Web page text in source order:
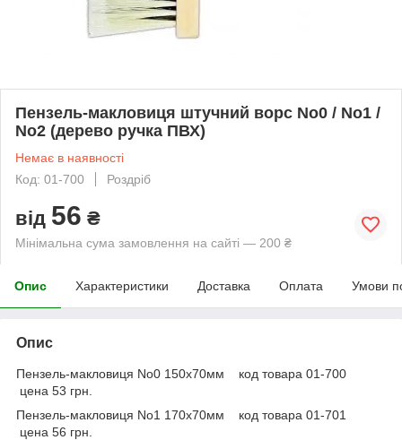
Пензель-макловиця штучний ворс No0 / No1 /
No2 (дерево ручка ПВХ)
Немає в наявності
Код: 01-700
Роздріб
від 56 ₴
Мінімальна сума замовлення на сайті — 200 ₴
Опис Характеристики Доставка Оплата Умови
Опис
Пензель-макловиця No0 150х70мм код товара 01-700
цена 53 грн.
Пензель-макловиця No1 170х70мм код товара 01-701
цена 56 грн.